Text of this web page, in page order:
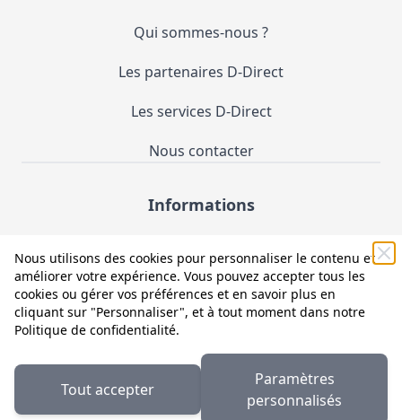
Nous utilisons des cookies pour personnaliser le contenu et
améliorer votre expérience. Vous pouvez accepter tous les
cookies ou gérer vos préférences et en savoir plus en
cliquant sur "Personnaliser", et à tout moment dans notre
Politique de confidentialité.
Tout accepter
Paramètres
personnalisés
Qui sommes-nous ?
Les partenaires D-Direct
Les services D-Direct
Nous contacter
Informations
Demande de catalogue
Mentions légales et CGV
Conditions générales d'utilisation (CGU)
Politique de confidentialité
Facebook
LinkedIn